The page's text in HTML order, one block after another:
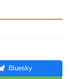
Bluesky